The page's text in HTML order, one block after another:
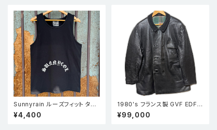
Sunnyrain ルーズフィット タン
クトップ BLK
¥4,400
1980's フランス製 GVF EDF8
3 ウール襟コルビジェジャケット
黒
¥99,000